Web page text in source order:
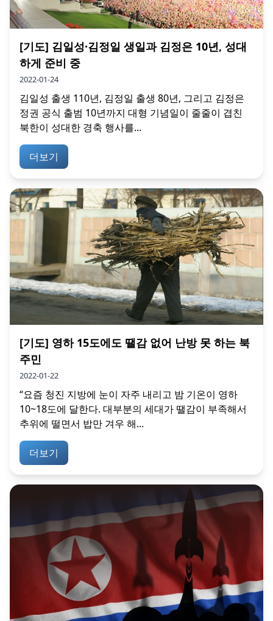
[기도] 김일성·김정일 생일과 김정은 10년, 성대
하게 준비 중
2022-01-24
김일성 출생 110년, 김정일 출생 80년, 그리고 김정은
정권 공식 출범 10년까지 대형 기념일이 줄줄이 겹친
북한이 성대한 경축 행사를...
더보기
[기도] 영하 15도에도 땔감 없어 난방 못 하는 북
주민
2022-01-22
“요즘 청진 지방에 눈이 자주 내리고 밤 기온이 영하
10~18도에 달한다. 대부분의 세대가 땔감이 부족해서
추위에 떨면서 밥만 겨우 해...
더보기